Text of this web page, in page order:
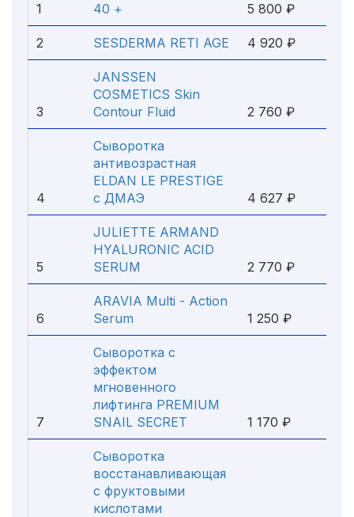
1
40 +
5 800 ₽
2 SESDERMA RETI AGE 4 920 ₽
3
JANSSEN
COSMETICS Skin
Contour Fluid
2 760 ₽
4
Сыворотка
антивозрастная
ELDAN LE PRESTIGE
с ДМАЭ
4 627 ₽
5
JULIETTE ARMAND
HYALURONIC ACID
SERUM
2 770 ₽
6
ARAVIA Multi - Action
Serum
1 250 ₽
7
Сыворотка с
эффектом
мгновенного
лифтинга PREMIUM
SNAIL SECRET
1 170 ₽
Сыворотка
восстанавливающая
с фруктовыми
кислотами